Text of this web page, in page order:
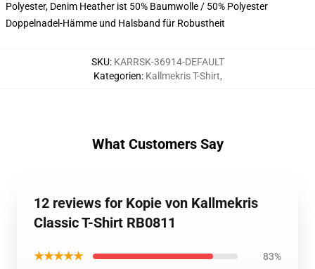
Polyester, Denim Heather ist 50% Baumwolle / 50% Polyester
Doppelnadel-Hämme und Halsband für Robustheit
SKU: KARRSK-36914-DEFAULT
Kategorien: Kallmekris T-Shirt,
What Customers Say
12 reviews for Kopie von Kallmekris
Classic T-Shirt RB0811
★★★★★ 83%